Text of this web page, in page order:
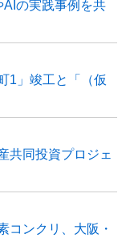
の実践事例を共
1」竣工と「（仮
共同投資プロジェ
コンクリ、大阪・